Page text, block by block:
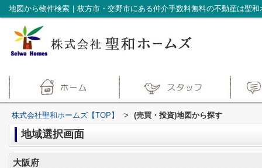
地図から物件検索｜枚方市・交野市にある仲介手数料無料の不動産は聖和
株式会社聖和ホームズ【TOP】 > (売買・投資)地図から探す
地域選択画面
大阪府